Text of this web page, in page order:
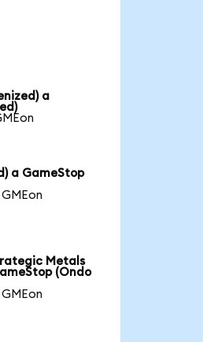
a
a GameStop
Metals
(Ondo
GMEon